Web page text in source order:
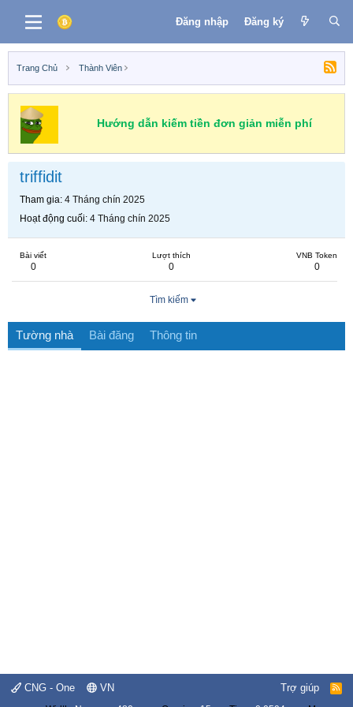
Đăng nhập Đăng ký
Trang Chủ Thành Viên
Hướng dẫn kiếm tiền đơn giản miễn phí
triffidit
Tham gia 4 Tháng chín 2025
Hoạt động cuối 4 Tháng chín 2025
Bài viết
0
Lượt thích
0
VNB Token
0
Tìm kiếm
Tường nhà Bài đăng Thông tin
CNG - One VN Trợ giúp
R